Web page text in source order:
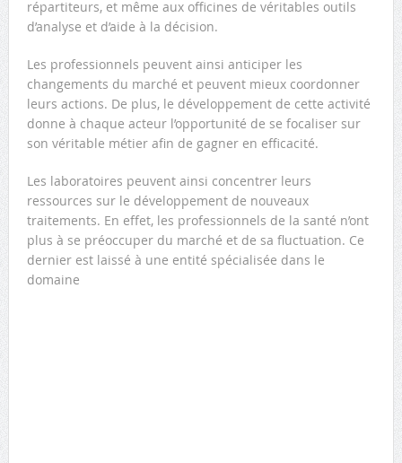
répartiteurs, et même aux officines de véritables outils
d’analyse et d’aide à la décision.
Les professionnels peuvent ainsi anticiper les
changements du marché et peuvent mieux coordonner
leurs actions. De plus, le développement de cette activité
donne à chaque acteur l’opportunité de se focaliser sur
son véritable métier afin de gagner en efficacité.
Les laboratoires peuvent ainsi concentrer leurs
ressources sur le développement de nouveaux
traitements. En effet, les professionnels de la santé n’ont
plus à se préoccuper du marché et de sa fluctuation. Ce
dernier est laissé à une entité spécialisée dans le
domaine